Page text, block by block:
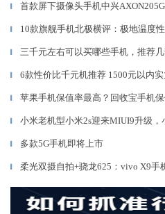
▎ 首款屏下摄像头手机中兴
▎ 10款旗舰手机北极横评：极地温度
▎ 三千元左右可以买哪些手机，推荐
▎ 6款性价比千元机推荐 1500元以内实
▎ 苹果手机保值率最高？回收宝手机
▎ 小米老机型小米2s迎来MIUI9升级，
▎ 多款5G手机即将上市
▎ 柔光双摄自拍+骁龙625：vivo X9手